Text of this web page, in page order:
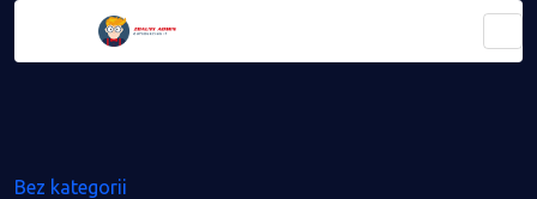
Bez kategorii